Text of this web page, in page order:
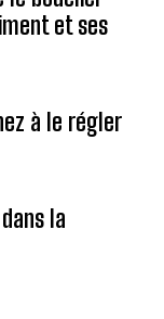
et ses
à le régler
la